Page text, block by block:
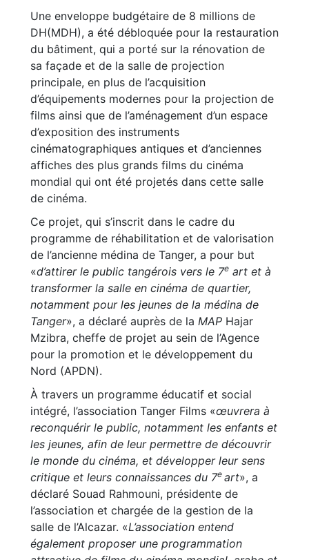
Une enveloppe budgétaire de 8 millions de
DH(MDH), a été débloquée pour la restauration
du bâtiment, qui a porté sur la rénovation de
sa façade et de la salle de projection
principale, en plus de l’acquisition
d’équipements modernes pour la projection de
films ainsi que de l’aménagement d’un espace
d’exposition des instruments
cinématographiques antiques et d’anciennes
affiches des plus grands films du cinéma
mondial qui ont été projetés dans cette salle
de cinéma.
Ce projet, qui s’inscrit dans le cadre du
programme de réhabilitation et de valorisation
de l’ancienne médina de Tanger, a pour but
«d’attirer le public tangérois vers le 7e art et à
transformer la salle en cinéma de quartier,
notamment pour les jeunes de la médina de
Tanger», a déclaré auprès de la MAP Hajar
Mzibra, cheffe de projet au sein de l’Agence
pour la promotion et le développement du
Nord (APDN).
À travers un programme éducatif et social
intégré, l’association Tanger Films «œuvrera à
reconquérir le public, notamment les enfants et
les jeunes, afin de leur permettre de découvrir
le monde du cinéma, et développer leur sens
critique et leurs connaissances du 7e art», a
déclaré Souad Rahmouni, présidente de
l’association et chargée de la gestion de la
salle de l’Alcazar. «L’association entend
également proposer une programmation